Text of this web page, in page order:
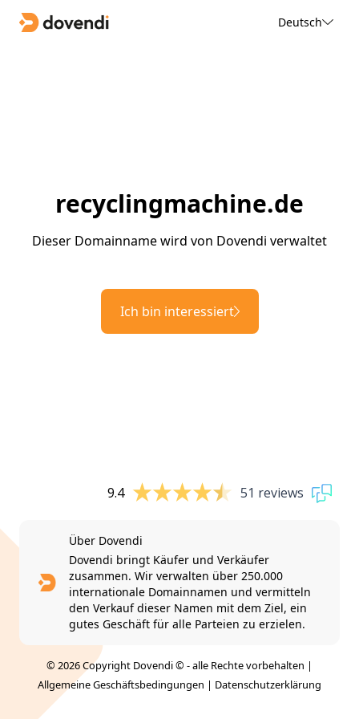
Deutsch
recyclingmachine.de
Dieser Domainname wird von Dovendi verwaltet
Ich bin interessiert
9.4 51 reviews
Über Dovendi
Dovendi bringt Käufer und Verkäufer
zusammen. Wir verwalten über 250.000
internationale Domainnamen und vermitteln
den Verkauf dieser Namen mit dem Ziel, ein
gutes Geschäft für alle Parteien zu erzielen.
© 2026 Copyright Dovendi © - alle Rechte vorbehalten |
Allgemeine Geschäftsbedingungen | Datenschutzerklärung